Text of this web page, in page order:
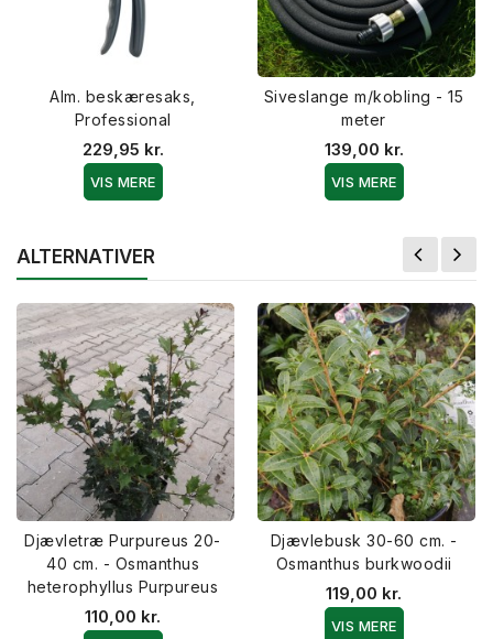
Alm. beskæresaks,
Professional
229,95 kr.
VIS MERE
Siveslange m/kobling - 15
meter
139,00 kr.
VIS MERE
ALTERNATIVER
Djævletræ Purpureus 20-
40 cm. - Osmanthus
heterophyllus Purpureus
110,00 kr.
Djævlebusk 30-60 cm. -
Osmanthus burkwoodii
119,00 kr.
VIS MERE